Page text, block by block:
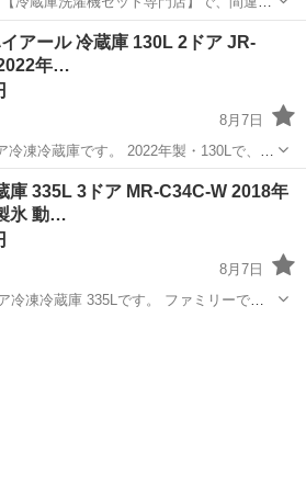
方に、大好評のセットになっておりま
山駅 キッチン家電 単身赴任
アール 冷蔵庫 130L 2ドア JR-
年…
8月7日
。 2022年製・130Lで、一
冷蔵庫として使いやすいサイズです。
／ハイアール 型番：JR-N130...
駅 キッチン家電
庫 335L 3ドア MR-C34C-W 2018年
氷 動…
8月7日
庫 335Lです。 ファミリーでも